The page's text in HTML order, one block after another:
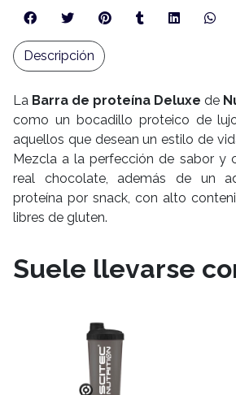
La Barra de proteína Deluxe de
como un bocadillo proteico de
aquellos que desean un estilo de
Mezcla a la perfección de sabor y
real chocolate, además de un
proteína por snack, con alto
libres de gluten.
Descripción
Suele llevarse